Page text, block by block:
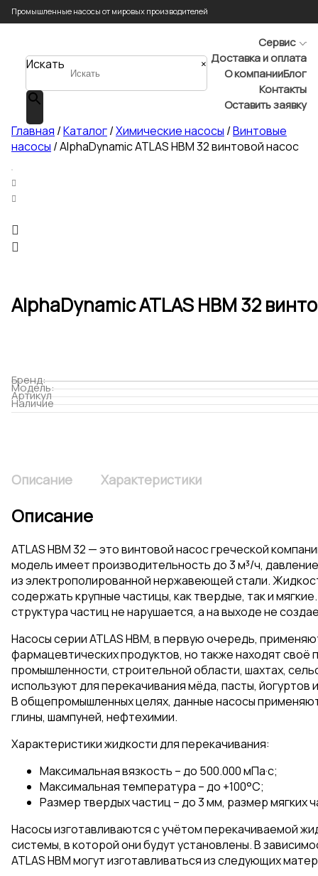
Промышленные насосы от мировых производителей
Искать ×
Сервис
Доставка и оплата
О компанииБлог
Контакты
Оставить заявку
Главная /Каталог/Химические насосы /Винтовые
насосы / AlphaDynamic ATLAS HBM 32 винтовой насос
AlphaDynamic ATLAS HBM 32
Бренд:
Модель:
Артикул
Наличие
Описание Характеристики
Описание
ATLAS HBM 32 — это винтовой насос греческой
модель имеет производительность до 3 м³/ч,
из электрополированной нержавеющей стали.
содержать крупные частицы, как твердые, так и
структура частиц не нарушается, а на выходе не
Насосы серии ATLAS HBM, в первую очередь,
фармацевтических продуктов, но также находят своё
промышленности, строительной области, шахтах,
используют для перекачивания мёда, пасты, йогуртов
В общепромышленных целях, данные насосы
глины, шампуней, нефтехимии.
Характеристики жидкости для перекачивания:
Максимальная вязкость – до 500.000 мПа·с;
Максимальная температура – до +100°C;
Размер твердых частиц – до 3 мм, размер мягких
Насосы изготавливаются с учётом перекачиваемой
системы, в которой они будут установлены. В
ATLAS HBM могут изготавливаться из следующих